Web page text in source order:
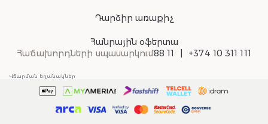
Դարձիր առաքիչ
Հանրային օֆերտա
Հաճախորդների սպասարկում88 11 +374 10 311 111
Վճարման եղանակներ